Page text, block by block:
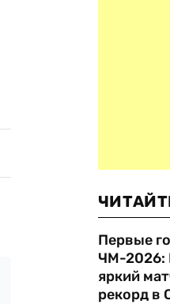
Первые
ЧМ-2026:
яркий
рекорд в